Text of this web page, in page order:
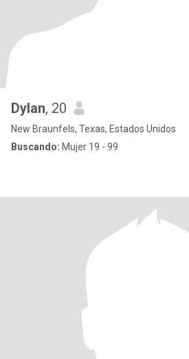
Dylan, 20
New Braunfels, Texas, Estados Unidos
Buscando: Mujer 19 - 99